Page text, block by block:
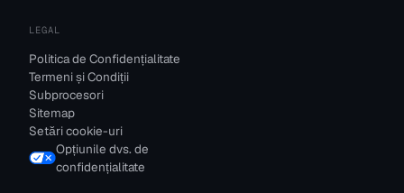
LEGAL
Politica de Confidențialitate
Termeni și Condiții
Subprocesori
Sitemap
Setări cookie-uri
Opțiunile dvs. de
confidențialitate